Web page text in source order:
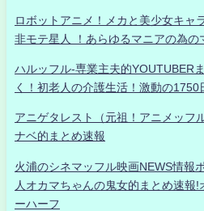
ロボットアニメ！メカと美少女キャ
非モテ星人 ！あらゆるマニアの為の
ハルッフル-専業主夫的YOUTUBER
く！初老人の介護生活！激動の1750
アニゲタレスト（元祖！アニメッ
ナベ的まとめ速報
火浦のシネマッフル映画NEWS情報
人オカマちゃんの鬼女的まとめ速報
ーハーフ